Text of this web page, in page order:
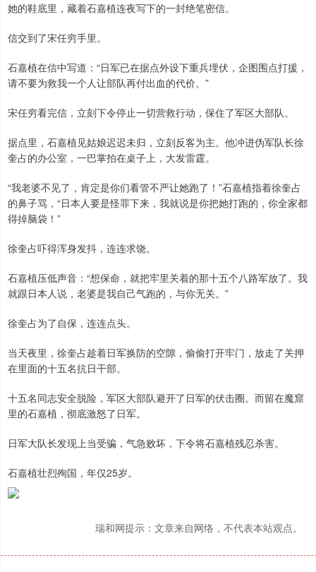
她的鞋底里，藏着石嘉植连夜写下的一封绝笔密信。
信交到了宋任穷手里。
石嘉植在信中写道：“日军已在据点外设下重兵埋伏，企图围点打援，
请不要为救我一个人让部队再付出血的代价。”
宋任穷看完信，立刻下令停止一切营救行动，保住了军区大部队。
据点里，石嘉植见姑娘迟迟未归，立刻反客为主。他冲进伪军队长徐
奎占的办公室，一巴掌拍在桌子上，大发雷霆。
“我老婆不见了，肯定是你们看管不严让她跑了！”石嘉植指着徐奎占
的鼻子骂，“日本人要是怪罪下来，我就说是你把她打跑的，你全家都
得掉脑袋！”
徐奎占吓得浑身发抖，连连求饶。
石嘉植压低声音：“想保命，就把牢里关着的那十五个八路军放了。我
就跟日本人说，老婆是我自己气跑的，与你无关。”
徐奎占为了自保，连连点头。
当天夜里，徐奎占趁着日军换防的空隙，偷偷打开牢门，放走了关押
在里面的十五名抗日干部。
十五名同志安全脱险，军区大部队避开了日军的伏击圈。而留在魔窟
里的石嘉植，彻底激怒了日军。
日军大队长发现上当受骗，气急败坏，下令将石嘉植残忍杀害。
石嘉植壮烈殉国，年仅25岁。
瑞和网提示：文章来自网络，不代表本站观点。